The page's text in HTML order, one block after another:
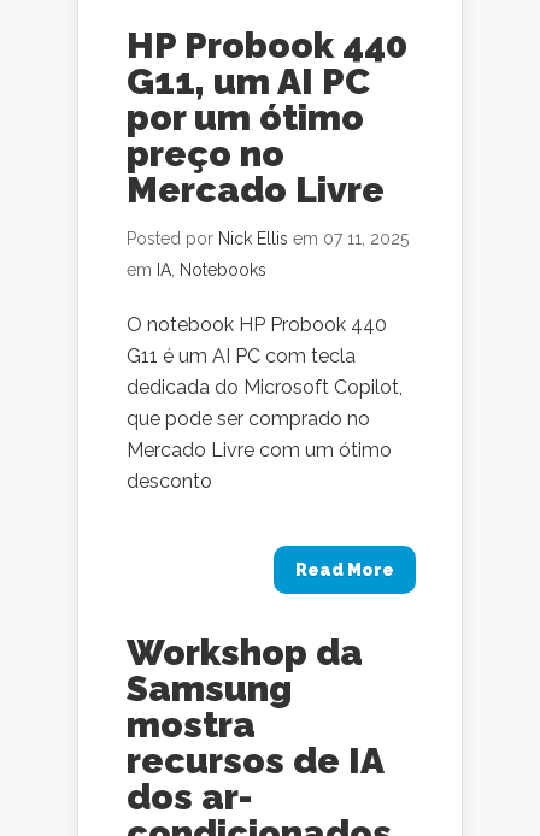
HP Probook 440
G11, um AI PC
por um ótimo
preço no
Mercado Livre
Posted por Nick Ellis em 07 11, 2025
em IA Notebooks
O notebook HP Probook 440
G11 é um AI PC com tecla
dedicada do Microsoft Copilot,
que pode ser comprado no
Mercado Livre com um ótimo
desconto
Read More
Workshop da
Samsung
mostra
recursos de IA
dos ar-